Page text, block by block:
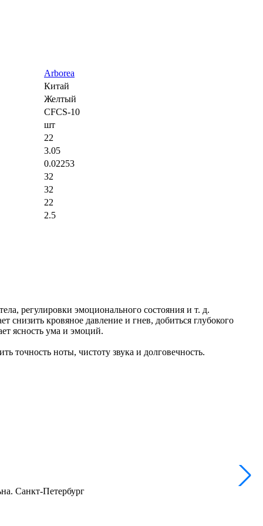
Arborea
Китай
Желтый
CFCS-10
шт
22
3.05
0.02253
32
32
22
2.5
регулировки эмоционального состояния и т. д.
снизить кровяное давление и гнев, добиться глубокого
ясность ума и эмоций.
точность ноты, чистоту звука и долговечность.
Санкт-Петербург